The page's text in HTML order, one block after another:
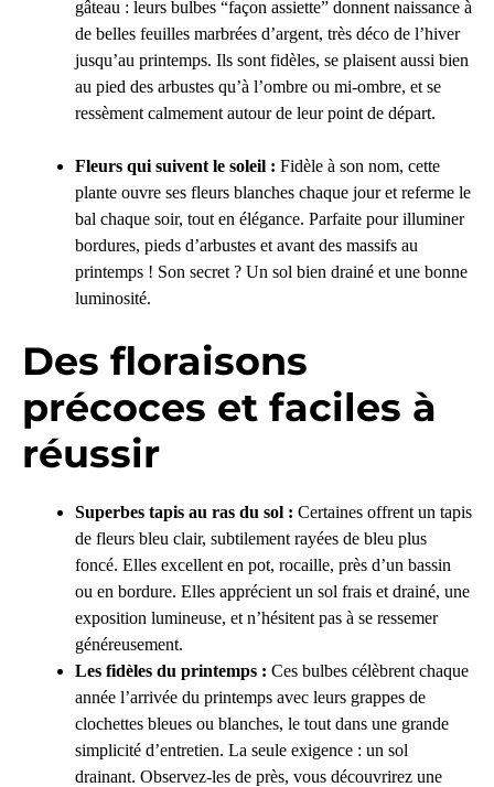
gâteau : leurs bulbes “façon assiette” donnent naissance à
de belles feuilles marbrées d’argent, très déco de l’hiver
jusqu’au printemps. Ils sont fidèles, se plaisent aussi bien
au pied des arbustes qu’à l’ombre ou mi-ombre, et se
ressèment calmement autour de leur point de départ.
Fleurs qui suivent le soleil : Fidèle à son nom, cette
plante ouvre ses fleurs blanches chaque jour et referme le
bal chaque soir, tout en élégance. Parfaite pour illuminer
bordures, pieds d’arbustes et avant des massifs au
printemps ! Son secret ? Un sol bien drainé et une bonne
luminosité.
Des floraisons
précoces et faciles à
réussir
Superbes tapis au ras du sol : Certaines offrent un tapis
de fleurs bleu clair, subtilement rayées de bleu plus
foncé. Elles excellent en pot, rocaille, près d’un bassin
ou en bordure. Elles apprécient un sol frais et drainé, une
exposition lumineuse, et n’hésitent pas à se ressemer
généreusement.
Les fidèles du printemps : Ces bulbes célèbrent chaque
année l’arrivée du printemps avec leurs grappes de
clochettes bleues ou blanches, le tout dans une grande
simplicité d’entretien. La seule exigence : un sol
drainant. Observez-les de près, vous découvrirez une